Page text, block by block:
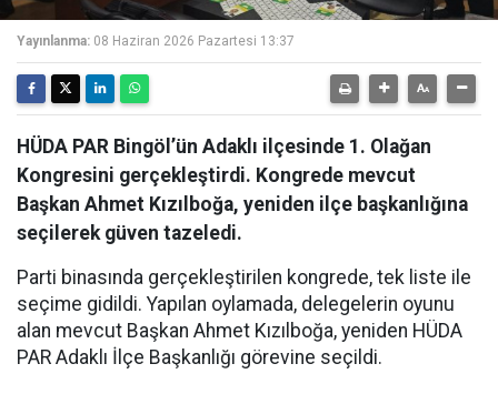
Yayınlanma: 08 Haziran 2026 Pazartesi 13:37
HÜDA PAR Bingöl’ün Adaklı ilçesinde 1. Olağan
Kongresini gerçekleştirdi. Kongrede mevcut
Başkan Ahmet Kızılboğa, yeniden ilçe başkanlığına
seçilerek güven tazeledi.
Parti binasında gerçekleştirilen kongrede, tek liste ile
seçime gidildi. Yapılan oylamada, delegelerin oyunu
alan mevcut Başkan Ahmet Kızılboğa, yeniden HÜDA
PAR Adaklı İlçe Başkanlığı görevine seçildi.